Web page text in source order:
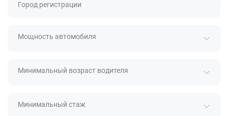
Город регистрации
Мощность автомобиля
Минимальный возраст водителя
Минимальный стаж